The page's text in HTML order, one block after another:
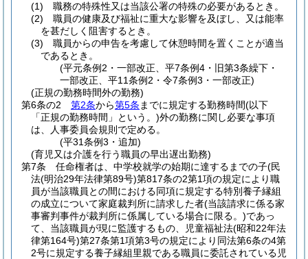
(1)
職務の特殊性又は当該公署の特殊の必要があるとき。
(2)
職員の健康及び福祉に重大な影響を及ぼし、又は能率
を甚だしく阻害するとき。
(3)
職員からの申告を考慮して休憩時間を置くことが適当
であるとき。
(平元条例2・一部改正、平7条例4・旧第3条繰下・
一部改正、平11条例2・令7条例3・一部改正)
(正規の勤務時間外の勤務)
第6条の2
第2条から第5条 までに規定する勤務時間(以下
「正規の勤務時間」という。)外の勤務に関し必要な事項
は、人事委員会規則で定める。
(平31条例3・追加)
(育児又は介護を行う職員の早出遅出勤務)
第7条
任命権者は、中学校就学の始期に達するまでの子(民
法(明治29年法律第89号)第817条の2第1項の規定により職
員が当該職員との間における同項に規定する特別養子縁組
の成立について家庭裁判所に請求した者(当該請求に係る家
事審判事件が裁判所に係属している場合に限る。)であっ
て、当該職員が現に監護するもの、児童福祉法(昭和22年法
律第164号)第27条第1項第3号の規定により同法第6条の4第
2号に規定する養子縁組里親である職員に委託されている児